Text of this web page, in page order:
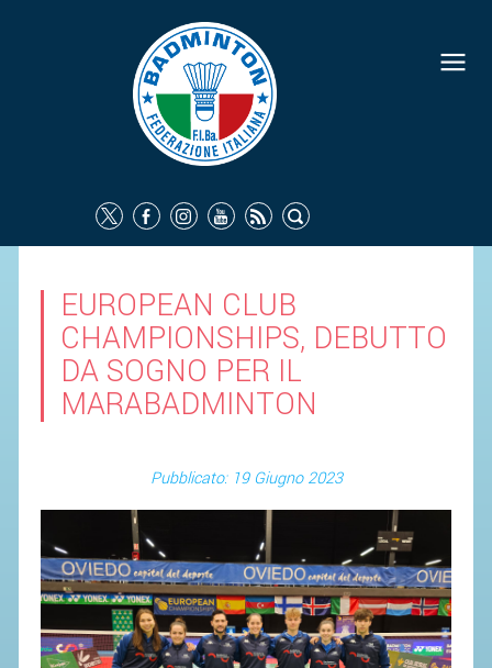
EUROPEAN CLUB
CHAMPIONSHIPS, DEBUTTO
DA SOGNO PER IL
MARABADMINTON
Pubblicato: 19 Giugno 2023